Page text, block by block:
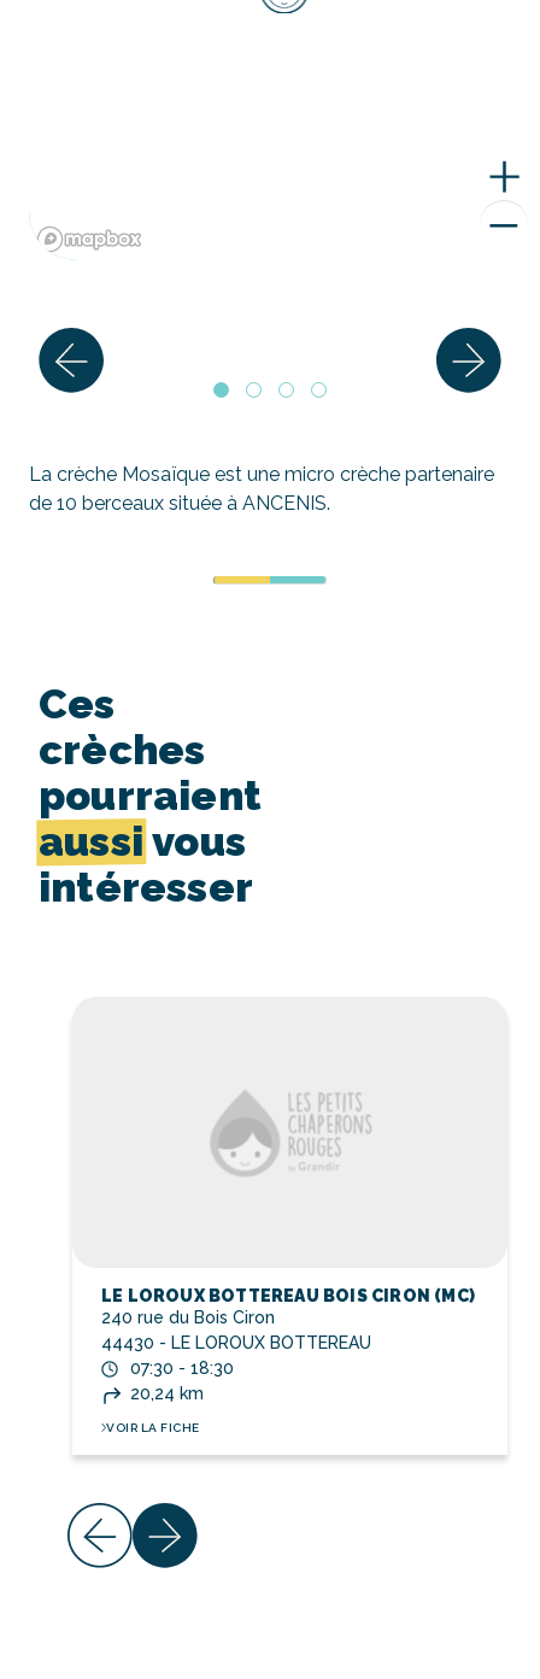
La crèche Mosaïque est une micro crèche partenaire
de 10 berceaux située à ANCENIS.
Ces
crèches
pourraient
aussi vous
intéresser
LE LOROUX BOTTEREAU BOIS CIRON (MC)
240 rue du Bois Ciron
44430 - LE LOROUX BOTTEREAU
07:30 - 18:30
20,24 km
VOIR LA FICHE